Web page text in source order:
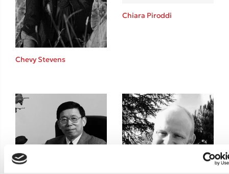
Cori Doerrfeld
Pierdomenico Baccalario
Δανάη Ιμπραχήμ
Τεστ: Ποιο αστυνομικό βιβλίο σου ταιριάζει για το καλοκαίρι;
3 βιβλία βασισμένα σε αληθινά γεγονότα!
Ο εθισμός των παιδιών στις οθόνες δεν είναι «το πρόβλημα»
Μια λέξη που συχνά νιώθεις αλλά την αγνοείς
Τι είναι η νευροποικιλότητα; Η Δρ. Δανάη Δεληγεώργη απαντά!
Συγχαρητήρια, Πέθανες! Μια ξενάγηση στον Άδη της ελληνικής
Chevy Stevens
Chiara Piroddi